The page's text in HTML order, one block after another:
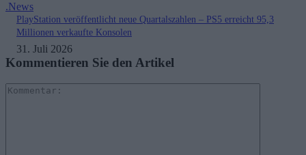
.News
PlayStation veröffentlicht neue Quartalszahlen – PS5 erreicht 95,3
Millionen verkaufte Konsolen
31. Juli 2026
Kommentieren Sie den Artikel